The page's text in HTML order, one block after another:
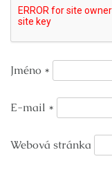
Jméno *
E-mail *
Webová stránka